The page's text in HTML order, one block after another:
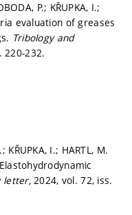
P.; KŘUPKA, I.;
evaluation of greases
Tribology and
220-232.
KŘUPKA, I.; HARTL, M.
letter,2024, vol. 72, iss.